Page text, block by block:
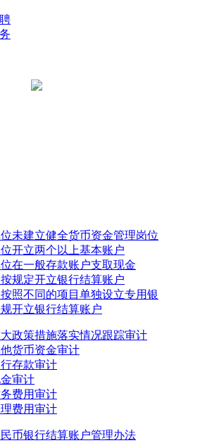
未建立健全货币资金管理岗位
开立两个以上基本账户
在一般存款账户支取现金
规定开立银行结算账户
照不同的项目单独设立专用银
开立银行结算账户
政策措施落实情况跟踪审计
货币资金审计
存款审计
审计
费用审计
费用审计
民币银行结算账户管理办法